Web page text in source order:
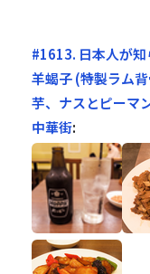
#1613. 日本人が
羊蝎子 (特製ラム
芋、ナスとピーマ
中華街: